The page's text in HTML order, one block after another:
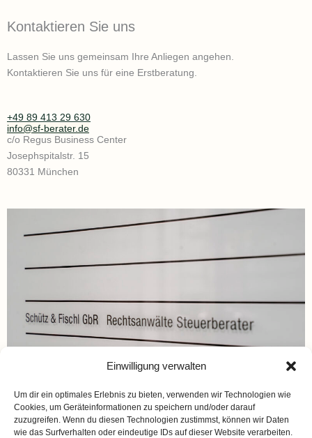
Einwilligung verwalten
Um dir ein optimales Erlebnis zu bieten, verwenden wir Technologien wie
Cookies, um Geräteinformationen zu speichern und/oder darauf
zuzugreifen. Wenn du diesen Technologien zustimmst, können wir Daten
wie das Surfverhalten oder eindeutige IDs auf dieser Website verarbeiten.
Kontaktieren Sie uns
Lassen Sie uns gemeinsam Ihre Anliegen angehen.
Kontaktieren Sie uns für eine Erstberatung.
+49 89 413 29 630
info@sf-berater.de
c/o Regus Business Center
Josephspitalstr. 15
80331 München